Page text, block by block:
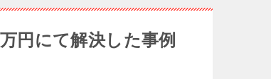
円にて解決した事例